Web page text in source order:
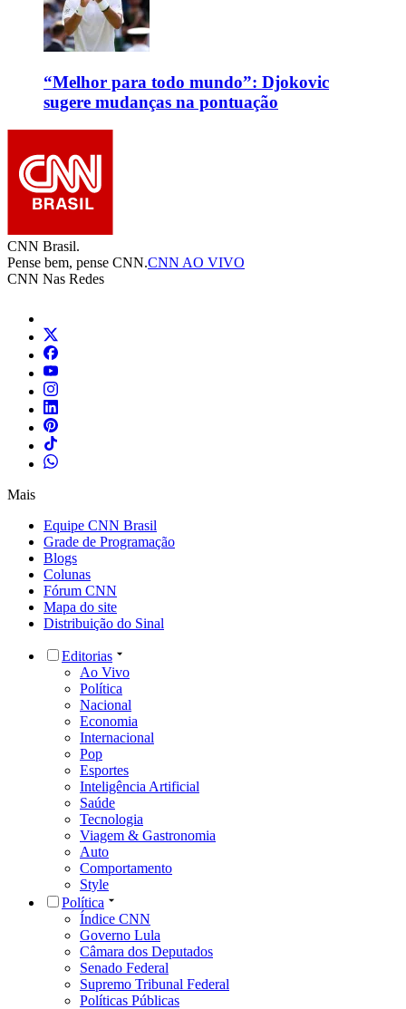
“Melhor para todo mundo”: Djokovic
sugere mudanças na pontuação
CNN Brasil.
Pense bem, pense CNN.CNN AO VIVO
CNN Nas Redes
Mais
Equipe CNN Brasil
Grade de Programação
Blogs
Colunas
Fórum CNN
Mapa do site
Distribuição do Sinal
Editorias
Ao Vivo
Política
Nacional
Economia
Internacional
Pop
Esportes
Inteligência Artificial
Saúde
Tecnologia
Viagem & Gastronomia
Auto
Comportamento
Style
Política
Índice CNN
Governo Lula
Câmara dos Deputados
Senado Federal
Supremo Tribunal Federal
Políticas Públicas